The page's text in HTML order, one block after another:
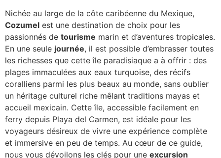
Nichée au large de la côte caribéenne du Mexique,
Cozumel est une destination de choix pour les
passionnés de tourisme marin et d’aventures tropicales.
En une seule journée, il est possible d’embrasser toutes
les richesses que cette île paradisiaque a à offrir : des
plages immaculées aux eaux turquoise, des récifs
coralliens parmi les plus beaux au monde, sans oublier
un héritage culturel riche mêlant traditions mayas et
accueil mexicain. Cette île, accessible facilement en
ferry depuis Playa del Carmen, est idéale pour les
voyageurs désireux de vivre une expérience complète
et immersive en peu de temps. Au cœur de ce guide,
nous vous dévoilons les clés pour une excursion